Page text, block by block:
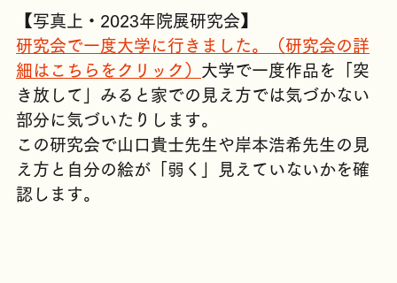
【写真上・2023年院展研究会】
研究会で一度大学に行きました。（研究会の詳
細はこちらをクリック） 大学で一度作品を「突
き放して」みると家での見え方では気づかない
部分に気づいたりします。
この研究会で山口貴士先生や岸本浩希先生の見
え方と自分の絵が「弱く」見えていないかを確